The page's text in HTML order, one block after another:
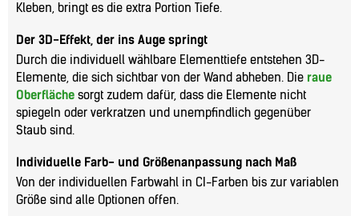
Kleben, bringt es die extra Portion Tiefe.
Der 3D-Effekt, der ins Auge springt
Durch die individuell wählbare Elementtiefe entstehen 3D-
Elemente, die sich sichtbar von der Wand abheben. Die raue
Oberfläche sorgt zudem dafür, dass die Elemente nicht
spiegeln oder verkratzen und unempfindlich gegenüber
Staub sind.
Individuelle Farb- und Größenanpassung nach Maß
Von der individuellen Farbwahl in CI-Farben bis zur variablen
Größe sind alle Optionen offen.